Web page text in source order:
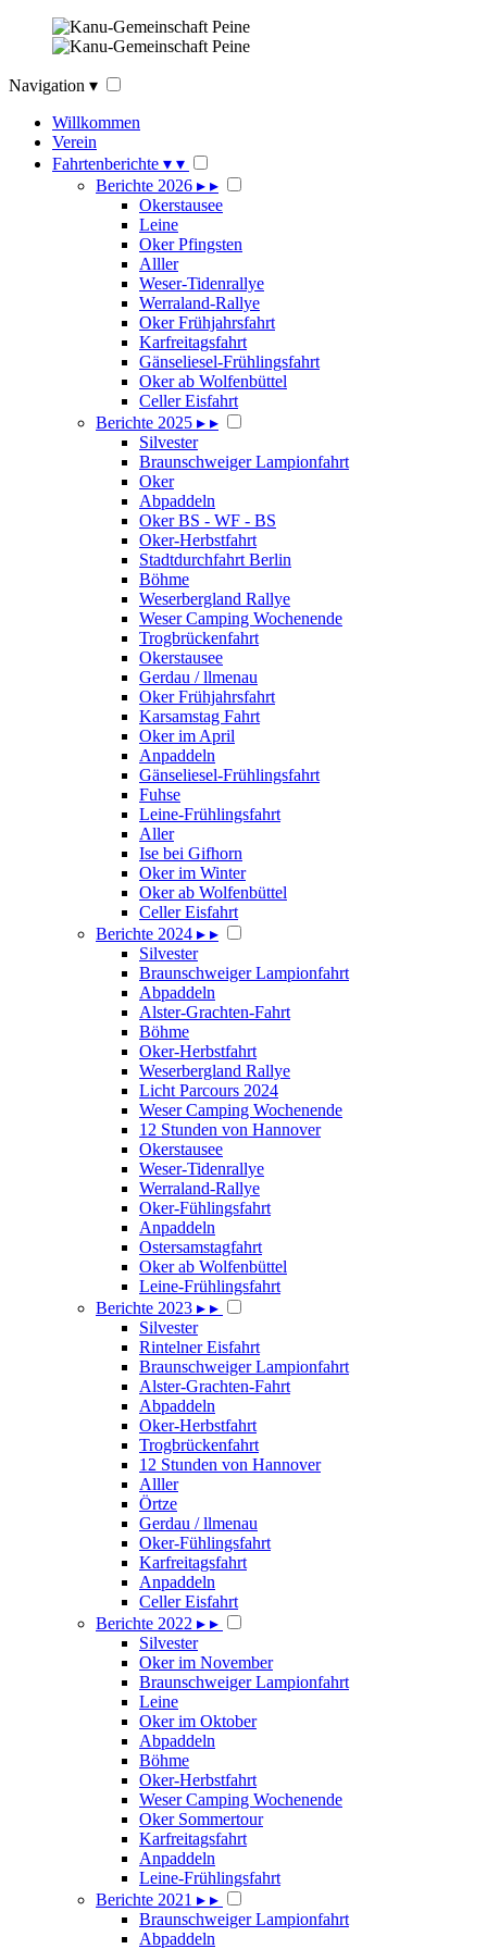
Navigation ▾
Willkommen
Verein
Fahrtenberichte ▾ ▾
Berichte 2026 ▸ ▸
Okerstausee
Leine
Oker Pfingsten
Alller
Weser-Tidenrallye
Werraland-Rallye
Oker Frühjahrsfahrt
Karfreitagsfahrt
Gänseliesel-Frühlingsfahrt
Oker ab Wolfenbüttel
Celler Eisfahrt
Berichte 2025 ▸ ▸
Silvester
Braunschweiger Lampionfahrt
Oker
Abpaddeln
Oker BS - WF - BS
Oker-Herbstfahrt
Stadtdurchfahrt Berlin
Böhme
Weserbergland Rallye
Weser Camping Wochenende
Trogbrückenfahrt
Okerstausee
Gerdau / llmenau
Oker Frühjahrsfahrt
Karsamstag Fahrt
Oker im April
Anpaddeln
Gänseliesel-Frühlingsfahrt
Fuhse
Leine-Frühlingsfahrt
Aller
Ise bei Gifhorn
Oker im Winter
Oker ab Wolfenbüttel
Celler Eisfahrt
Berichte 2024 ▸ ▸
Silvester
Braunschweiger Lampionfahrt
Abpaddeln
Alster-Grachten-Fahrt
Böhme
Oker-Herbstfahrt
Weserbergland Rallye
Licht Parcours 2024
Weser Camping Wochenende
12 Stunden von Hannover
Okerstausee
Weser-Tidenrallye
Werraland-Rallye
Oker-Fühlingsfahrt
Anpaddeln
Ostersamstagfahrt
Oker ab Wolfenbüttel
Leine-Frühlingsfahrt
Berichte 2023 ▸ ▸
Silvester
Rintelner Eisfahrt
Braunschweiger Lampionfahrt
Alster-Grachten-Fahrt
Abpaddeln
Oker-Herbstfahrt
Trogbrückenfahrt
12 Stunden von Hannover
Alller
Örtze
Gerdau / llmenau
Oker-Fühlingsfahrt
Karfreitagsfahrt
Anpaddeln
Celler Eisfahrt
Berichte 2022 ▸ ▸
Silvester
Oker im November
Braunschweiger Lampionfahrt
Leine
Oker im Oktober
Abpaddeln
Böhme
Oker-Herbstfahrt
Weser Camping Wochenende
Oker Sommertour
Karfreitagsfahrt
Anpaddeln
Leine-Frühlingsfahrt
Berichte 2021 ▸ ▸
Braunschweiger Lampionfahrt
Abpaddeln